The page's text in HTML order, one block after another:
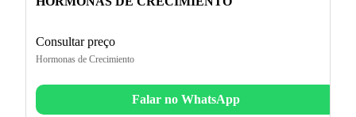
Consultar preço
Hormonas de Crecimiento
Falar no WhatsApp